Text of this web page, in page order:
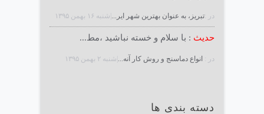
در :تبریز، به عنوان بهترین شهر ایر... |شنبه ۱۶ بهمن ۱۳۹۵
حدیث : با سلام و خسته نباشید ،مط...
در : انواع دماسنج و روش كار آنه... |شنبه ۲ بهمن ۱۳۹۵
دسته بندی ها